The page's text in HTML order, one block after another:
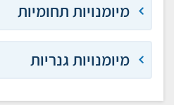
מיומנויות תחומיות
מיומנויות גנריות